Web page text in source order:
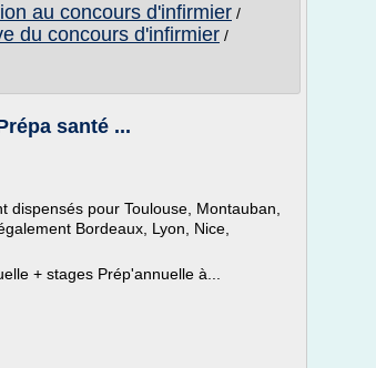
au concours d'infirmier /
du concours d'infirmier /
santé ...
pour Toulouse, Montauban,
Bordeaux, Lyon, Nice,
+ stages Prép'annuelle à...